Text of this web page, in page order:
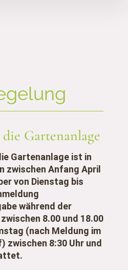
Gartenanlage
Gartenanlage ist in
zwischen Anfang April
von Dienstag bis
während der
8.00 und 18.00
(nach Meldung im
8:30 Uhr und